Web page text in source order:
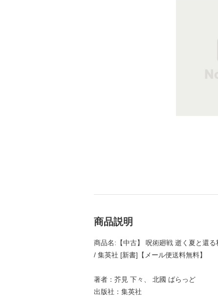
商品説明
商品名:【中古】 呪術廻戦 逝く夏と還
/ 集英社 [新書]【メール便送料無料】
著者：芥見 下々、 北國 ばらっど
出版社：集英社